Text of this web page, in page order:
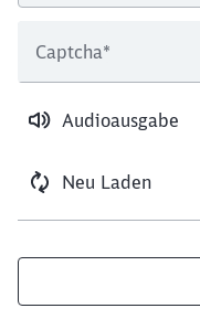
Audioausgabe
Neu Laden
Captcha*